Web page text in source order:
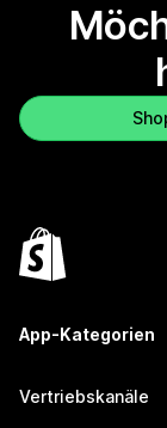
App-Kategorien
Vertriebskanäle